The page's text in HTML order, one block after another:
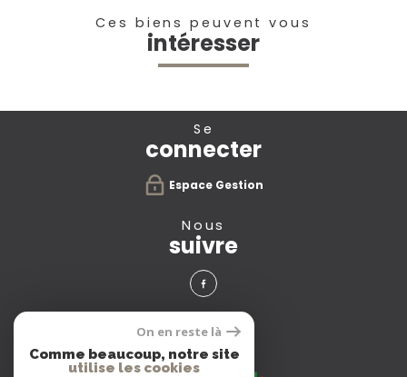
Ces biens peuvent vous
intéresser
se
connecter
Espace Gestion
nous
suivre
avis
clients
On en reste là
Comme beaucoup, notre site
utilise les cookies